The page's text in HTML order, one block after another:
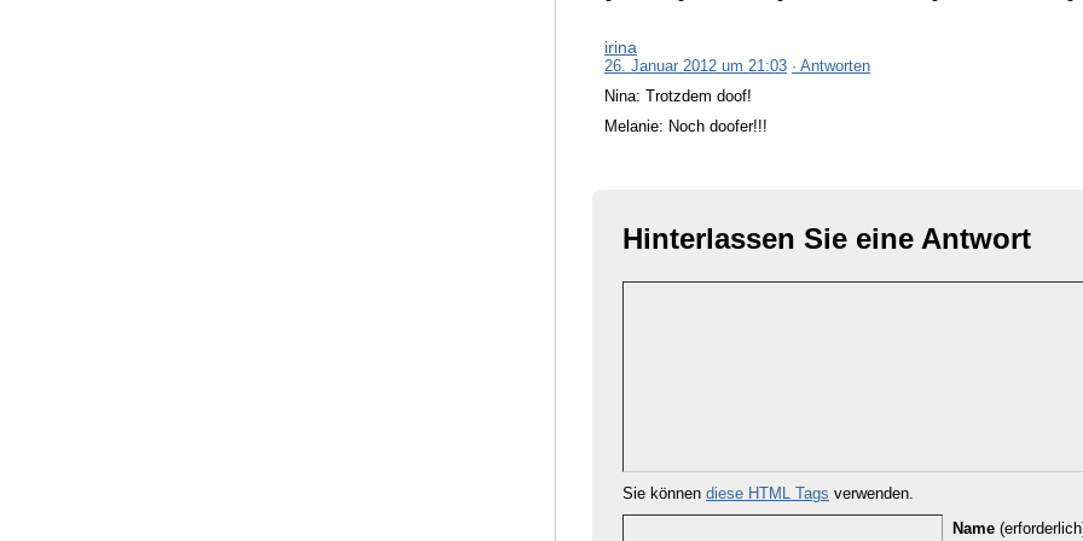
irina
26. Januar 2012 um 21:03 · Antworten
Nina: Trotzdem doof!
Melanie: Noch doofer!!!
Hinterlassen Sie eine Antwort
Sie können diese HTML Tags verwenden.
Name